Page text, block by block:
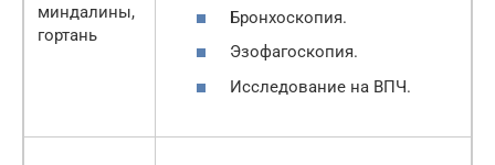
миндалины,
гортань
Бронхоскопия.
Эзофагоскопия.
Исследование на ВПЧ.